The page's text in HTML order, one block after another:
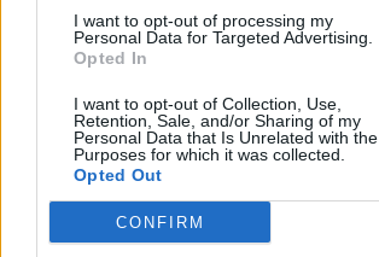
I want to opt-out of processing my
Personal Data for Targeted Advertising.
Opted In
I want to opt-out of Collection, Use,
Retention, Sale, and/or Sharing of my
Personal Data that Is Unrelated with the
Purposes for which it was collected.
Opted Out
CONFIRM